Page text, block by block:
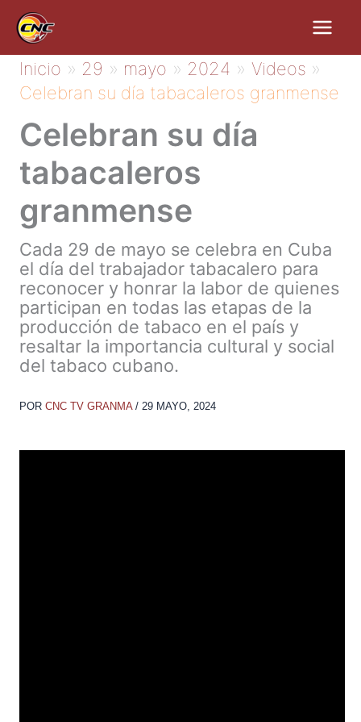
contenido
Inicio 29 mayo 2024
Videos
Celebran su día tabacaleros granmense
Celebran su día
tabacaleros
granmense
Cada 29 de mayo se celebra en Cuba
el día del trabajador tabacalero para
reconocer y honrar la labor de quienes
participan en todas las etapas de la
producción de tabaco en el país y
resaltar la importancia cultural y social
del tabaco cubano.
POR CNC TV GRANMA / 29 MAYO, 2024